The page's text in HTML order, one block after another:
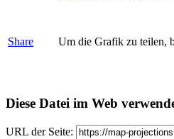
Share Um die Grafik zu teilen,
Diese Datei im Web
URL der Seite: